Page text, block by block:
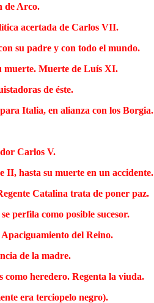
de Arco.
acertada de Carlos VII.
su padre y con todo el mundo.
muerte. Muerte de Luís XI.
de éste.
Italia, en alianza con los Borgia.
Carlos V.
hasta su muerte en un accidente.
Catalina trata de poner paz.
perfila como posible sucesor.
del Reino.
de la madre.
heredero. Regenta la viuda.
era terciopelo negro).